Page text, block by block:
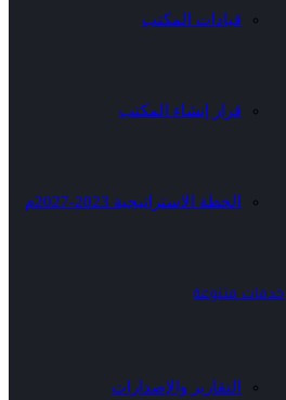
قيادات المكتب
قرار إنشاء المكتب
الخطة الاستراتيجية 2023-2027م
خدمات متنوعة
التقارير والإصدارات